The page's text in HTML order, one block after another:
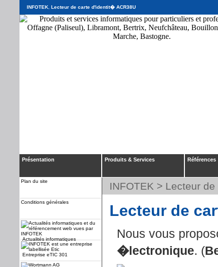
INFOTEK Lecteur de carte d'identit� ACR38U
Présentation Produits & Services Références
Plan du site
Conditions générales
Actualités informatiques
Entreprise eTIC 301
INFOTEK > Lecteur
Lecteur de
Nous vous
�lectronique. (